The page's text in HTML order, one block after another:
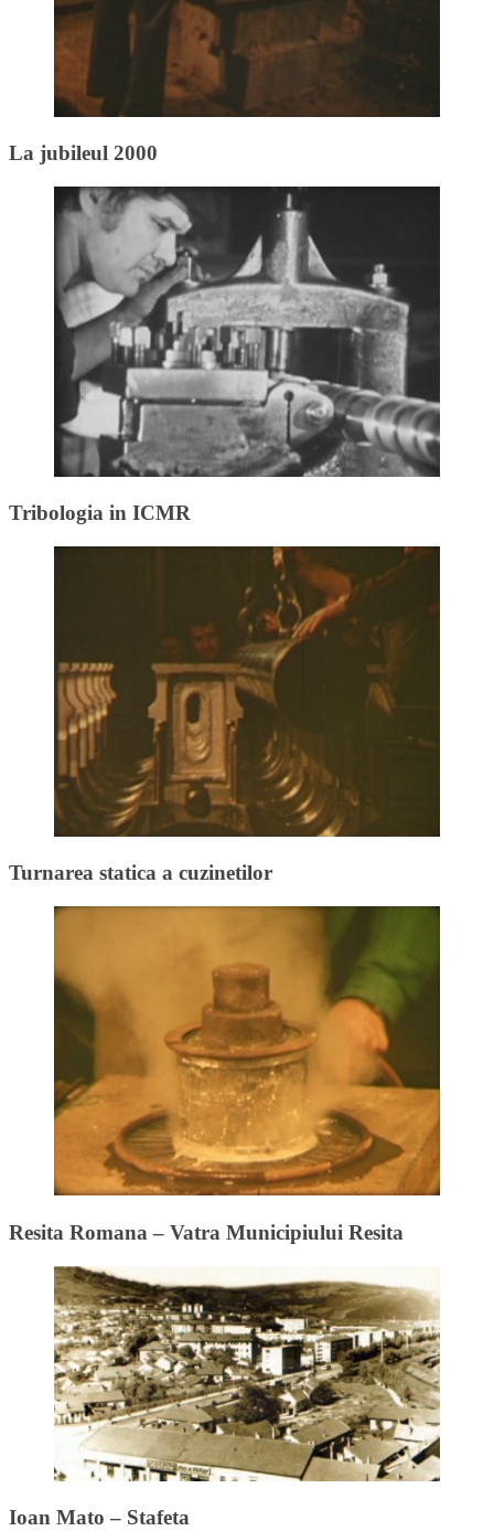
La jubileul 2000
Tribologia in ICMR
Turnarea statica a cuzinetilor
Resita Romana – Vatra Municipiului Resita
Ioan Mato – Stafeta